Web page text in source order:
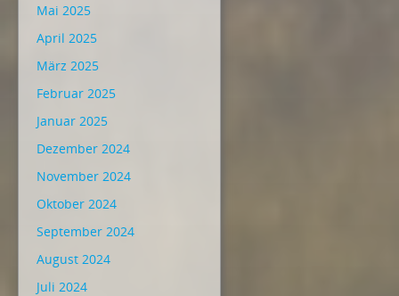
Mai 2025
April 2025
März 2025
Februar 2025
Januar 2025
Dezember 2024
November 2024
Oktober 2024
September 2024
August 2024
Juli 2024